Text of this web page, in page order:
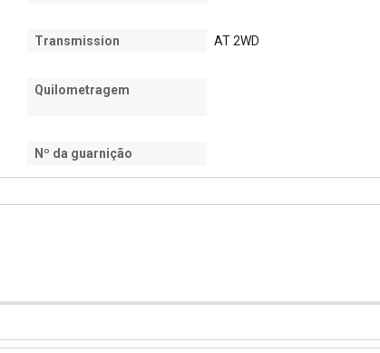
Transmission AT 2WD
Quilometragem
Nº da guarnição